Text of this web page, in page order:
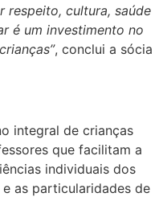
respeito, cultura, saúde
é um investimento no
, conclui a sócia
integral de crianças
que facilitam a
individuais dos
as particularidades de